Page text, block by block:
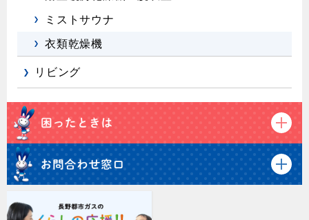
ミストサウナ
衣類乾燥機
リビング